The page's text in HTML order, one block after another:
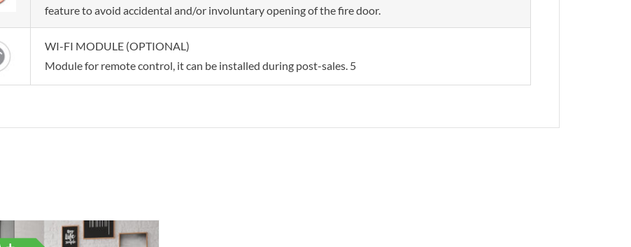
feature to avoid accidental and/or involuntary opening of the fire door.
WI-FI MODULE (OPTIONAL)
Module for remote control, it can be installed during post-sales. 5